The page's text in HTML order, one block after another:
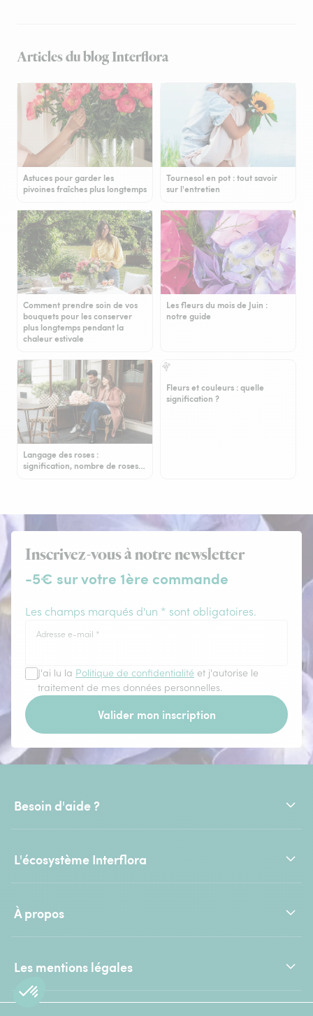
Articles du blog Interflora
Astuces pour garder les
pivoines fraîches plus longtemps
Tournesol en pot : tout savoir
sur l'entretien
Comment prendre soin de vos
bouquets pour les conserver
plus longtemps pendant la
chaleur estivale
Les fleurs du mois de Juin :
notre guide
Langage des roses :
signification, nombre de roses…
Fleurs et couleurs : quelle
signification ?
Inscrivez-vous à notre newsletter
-5€ sur votre 1ère commande
Les champs marqués d'un * sont obligatoires.
Adresse e-mail *
J'ai lu la Politique de confidentialité et j'autorise le
traitement de mes données personnelles.
Valider mon inscription
Besoin d'aide ?
L'écosystème Interflora
À propos
Les mentions légales